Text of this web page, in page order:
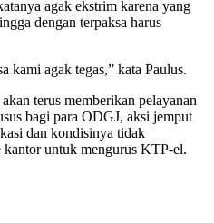
agak ekstrim karena yang
dengan terpaksa harus
kami agak tegas,” kata Paulus.
terus memberikan pelayanan
bagi para ODGJ, aksi jemput
dan kondisinya tidak
kantor untuk mengurus KTP-el.